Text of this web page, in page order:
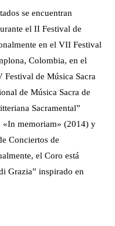
se encuentran
el II Festival de
en el VII Festival
Colombia, en el
Festival de Música Sacra
de Música Sacra de
Sacramental”
memoriam» (2014) y
Conciertos de
el Coro está
Grazia” inspirado en